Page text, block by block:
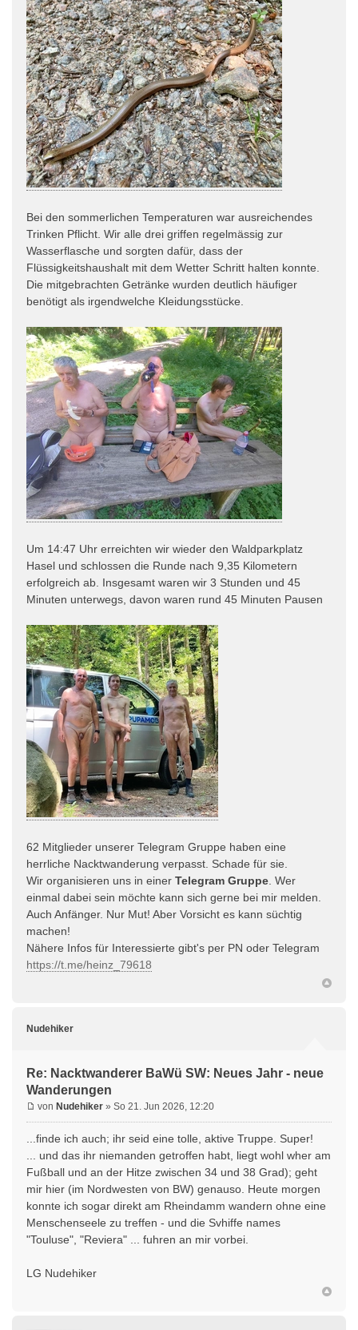
Bei den sommerlichen Temperaturen war ausreichendes
Trinken Pflicht. Wir alle drei griffen regelmässig zur
Wasserflasche und sorgten dafür, dass der
Flüssigkeitshaushalt mit dem Wetter Schritt halten konnte.
Die mitgebrachten Getränke wurden deutlich häufiger
benötigt als irgendwelche Kleidungsstücke.
Um 14:47 Uhr erreichten wir wieder den Waldparkplatz
Hasel und schlossen die Runde nach 9,35 Kilometern
erfolgreich ab. Insgesamt waren wir 3 Stunden und 45
Minuten unterwegs, davon waren rund 45 Minuten Pausen
62 Mitglieder unserer Telegram Gruppe haben eine
herrliche Nacktwanderung verpasst. Schade für sie.
Wir organisieren uns in einer Telegram Gruppe . Wer
einmal dabei sein möchte kann sich gerne bei mir melden.
Auch Anfänger. Nur Mut! Aber Vorsicht es kann süchtig
machen!
Nähere Infos für Interessierte gibt's per PN oder Telegram
https://t.me/heinz_79618
Nudehiker
Re: Nacktwanderer BaWü SW: Neues Jahr - neue
Wanderungen
von Nudehiker » So 21. Jun 2026, 12:20
...finde ich auch; ihr seid eine tolle, aktive Truppe. Super!
... und das ihr niemanden getroffen habt, liegt wohl wher am
Fußball und an der Hitze zwischen 34 und 38 Grad); geht
mir hier (im Nordwesten von BW) genauso. Heute morgen
konnte ich sogar direkt am Rheindamm wandern ohne eine
Menschenseele zu treffen - und die Svhiffe names
"Touluse", "Reviera" ... fuhren an mir vorbei.
LG Nudehiker